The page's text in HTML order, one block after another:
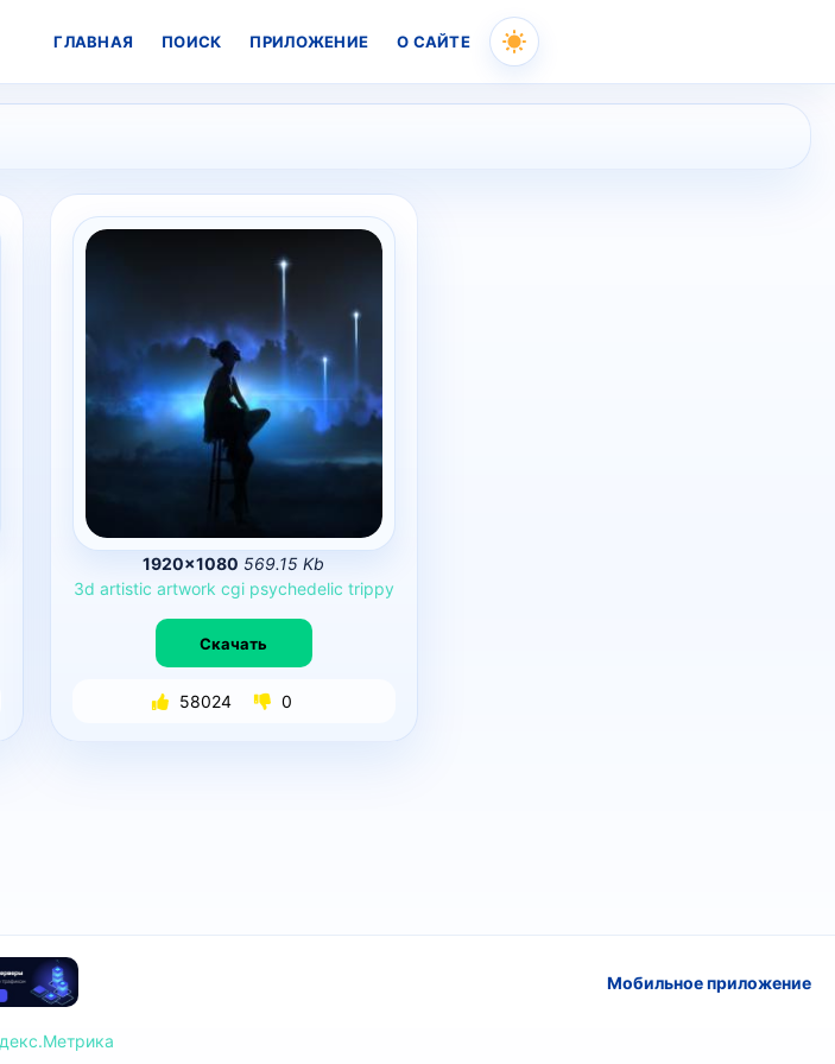
to
ГЛАВНАЯ ПОИСК ПРИЛОЖЕНИЕ О САЙТЕ
1920×1080 569.15 Kb
3d artistic artwork cgi psychedelic trippy
Скачать
58024 0
Мобильное приложение